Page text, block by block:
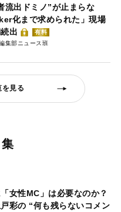
流出ドミノ”が止まらな
化まで求められた」現場
出
有料
集部ニュース班
見る
女性MC」は必要なのか？
彩の “何も残らないコメン